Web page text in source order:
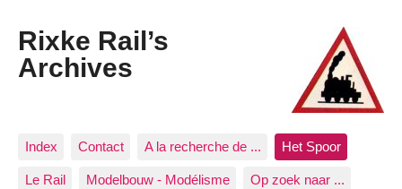
Rixke Rail’s
Archives
Index Contact A la recherche de ... Het Spoor
Le Rail Modelbouw - Modélisme Op zoek naar ...